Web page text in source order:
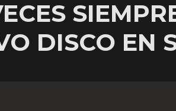
DISCO EN